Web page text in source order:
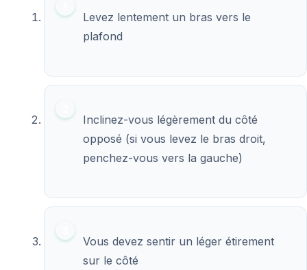
Levez lentement un bras vers le
plafond
Inclinez-vous légèrement du côté
opposé (si vous levez le bras droit,
penchez-vous vers la gauche)
Vous devez sentir un léger étirement
sur le côté